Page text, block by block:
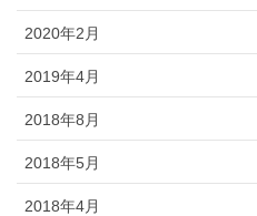
2020年2月
2019年4月
2018年8月
2018年5月
2018年4月